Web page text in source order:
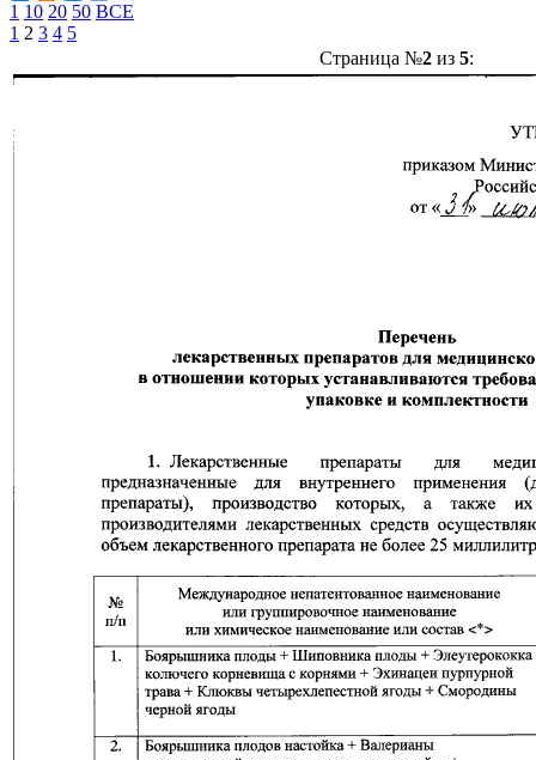
1 10 20 50 ВСЕ
1 2 3 4 5
Страница №2из 5: